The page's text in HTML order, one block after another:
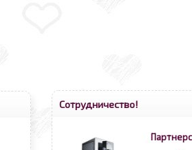
Сотрудничество!